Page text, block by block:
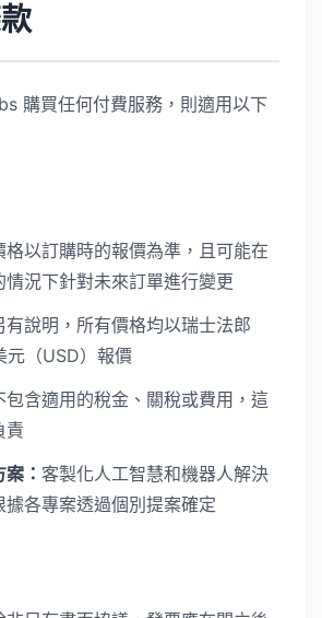
購買任何付費服務，則適用以下
格以訂購時的報價為準，且可能在
情況下針對未來訂單進行變更
有說明，所有價格均以瑞士法郎
元（USD）報價
包含適用的稅金、關稅或費用，這
責
： 客製化人工智慧和機器人解決
據各專案透過個別提案確定